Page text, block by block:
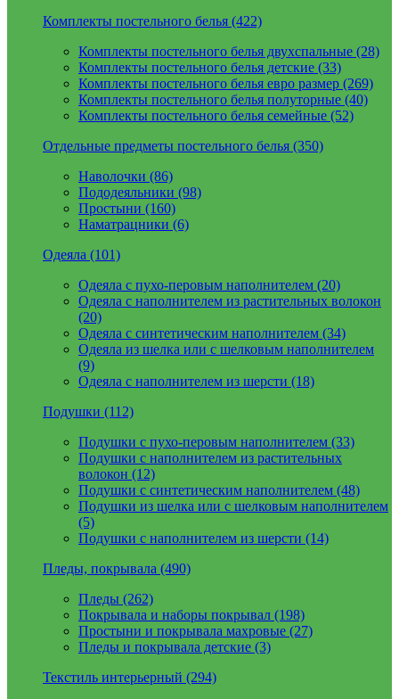
Комплекты постельного белья (422)
Комплекты постельного белья двухспальные (28)
Комплекты постельного белья детские (33)
Комплекты постельного белья евро размер (269)
Комплекты постельного белья полуторные (40)
Комплекты постельного белья семейные (52)
Отдельные предметы постельного белья (350)
Наволочки (86)
Пододеяльники (98)
Простыни (160)
Наматрацники (6)
Одеяла (101)
Одеяла с пухо-перовым наполнителем (20)
Одеяла с наполнителем из растительных волокон
(20)
Одеяла с синтетическим наполнителем (34)
Одеяла из шелка или с шелковым наполнителем
(9)
Одеяла с наполнителем из шерсти (18)
Подушки (112)
Подушки с пухо-перовым наполнителем (33)
Подушки с наполнителем из растительных
волокон (12)
Подушки с синтетическим наполнителем (48)
Подушки из шелка или с шелковым наполнителем
(5)
Подушки с наполнителем из шерсти (14)
Пледы, покрывала (490)
Пледы (262)
Покрывала и наборы покрывал (198)
Простыни и покрывала махровые (27)
Пледы и покрывала детские (3)
Текстиль интерьерный (294)